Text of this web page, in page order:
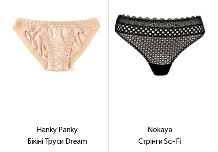
Hanky ​​Panky
Бікіні Труси Dream
Nokaya
Стрінги Sci-Fi